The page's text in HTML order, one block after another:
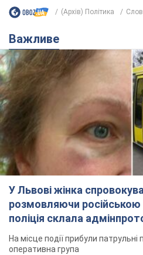
(Архів) Політика
Важливе
У Львові жінка
розмовляючи
поліція склала
На місце події прибули патрульні
оперативна група